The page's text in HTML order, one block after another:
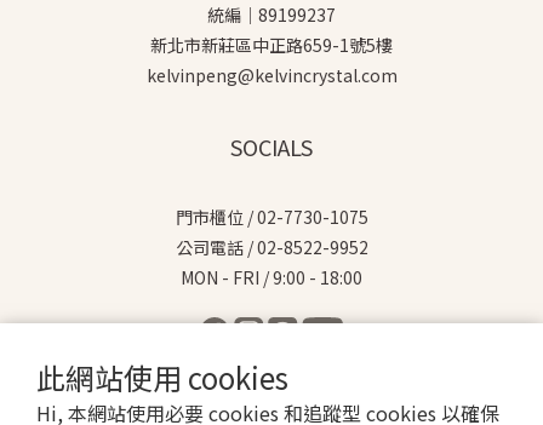
此網站使用 cookies
Hi, 本網站使用必要 cookies 和追蹤型 cookies 以確保
統編｜89199237
新北市新莊區中正路659-1號5樓
kelvinpeng@kelvincrystal.com
SOCIALS
門市櫃位 / 02-7730-1075
公司電話 / 02-8522-9952
MON - FRI / 9:00 - 18:00